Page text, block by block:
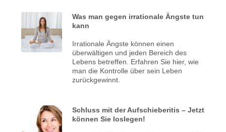
Was man gegen irrationale Ängste tun
kann
Irrationale Ängste können einen
überwältigen und jeden Bereich des
Lebens betreffen. Erfahren Sie hier, wie
man die Kontrolle über sein Leben
zurückgewinnt.
Schluss mit der Aufschieberitis – Jetzt
können Sie loslegen!